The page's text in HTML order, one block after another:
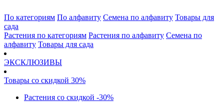
По категориям По алфавиту Семена по алфавиту Товары для
сада
Растения по категориям Растения по алфавиту Семена по
алфавиту Товары для сада
ЭКСКЛЮЗИВЫ
Товары со скидкой 30%
Растения со скидкой -30%